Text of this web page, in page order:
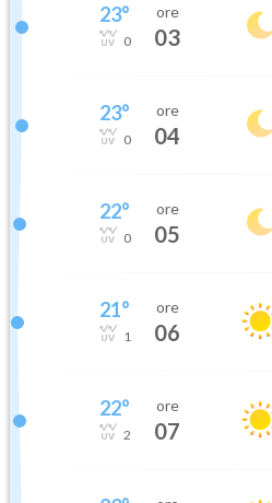
23°
0
ore
03
23°
0
ore
04
22°
0
ore
05
21°
1
ore
06
22°
2
ore
07